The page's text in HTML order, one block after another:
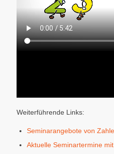
Weiterführende Links:
Seminarangebote von
Aktuelle Seminartermine